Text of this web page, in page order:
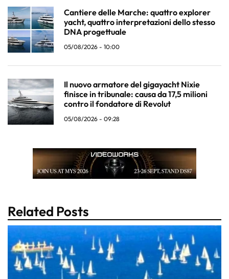
Cantiere delle Marche: quattro explorer
yacht, quattro interpretazioni dello stesso
DNA progettuale
05/08/2026 - 10:00
Il nuovo armatore del gigayacht Nixie
finisce in tribunale: causa da 17,5 milioni
contro il fondatore di Revolut
05/08/2026 - 09:28
Related Posts